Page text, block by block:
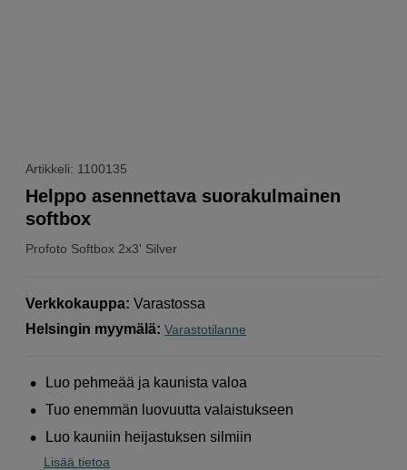
Artikkeli: 1100135
Profoto Softbox 2x3' Silver
Helppo asennettava suorakulmainen
softbox
Verkkokauppa: Varastossa
Helsingin myymälä: Varastotilanne
Luo pehmeää ja kaunista valoa
Tuo enemmän luovuutta valaistukseen
Luo kauniin heijastuksen silmiin
Lisää tietoa